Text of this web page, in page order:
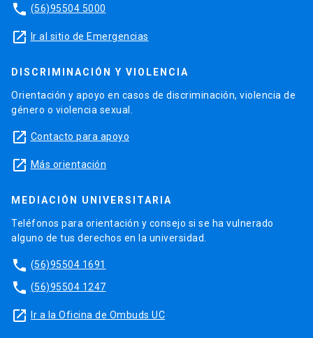
phone (56)95504 5000
launch Ir al sitio de Emergencias
DISCRIMINACIÓN Y VIOLENCIA
Orientación y apoyo en casos de discriminación, violencia de
género o violencia sexual.
launch Contacto para apoyo
launch Más orientación
MEDIACIÓN UNIVERSITARIA
Teléfonos para orientación y consejo si se ha vulnerado
alguno de tus derechos en la universidad.
phone (56)95504 1691
phone (56)95504 1247
launch Ir a la Oficina de Ombuds UC